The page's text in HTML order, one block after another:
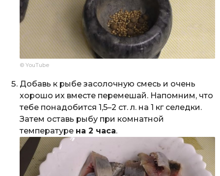
© YouTube
Добавь к рыбе засолочную смесь и очень
хорошо их вместе перемешай. Напомним, что
тебе понадобится 1,5–2 ст. л. на 1 кг селедки.
Затем оставь рыбу при комнатной
температуре на 2 часа.